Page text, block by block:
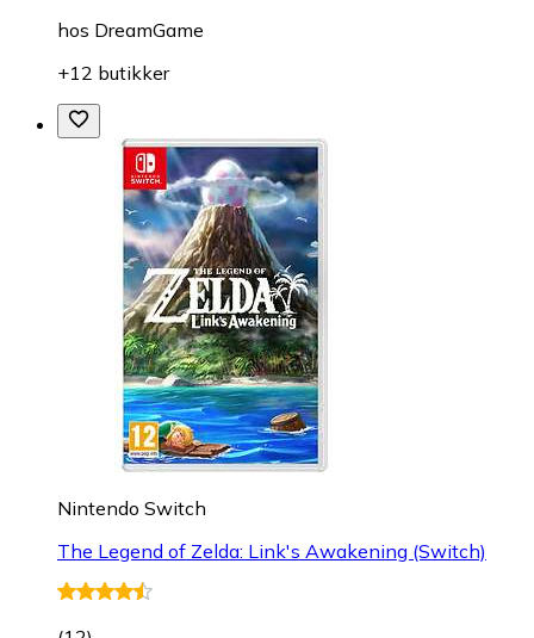
hos DreamGame
+12 butikker
Nintendo Switch
The Legend of Zelda: Link's Awakening (Switch)